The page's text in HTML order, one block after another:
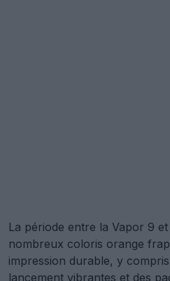
La période entre la Vapor 9
nombreux coloris orange
impression durable, y
lancement vibrantes et des